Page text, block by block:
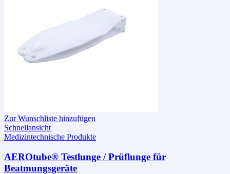
Zur Wunschliste hinzufügen
Schnellansicht
Medizintechnische Produkte
AEROtube® Testlunge / Prüflunge für
Beatmungsgeräte